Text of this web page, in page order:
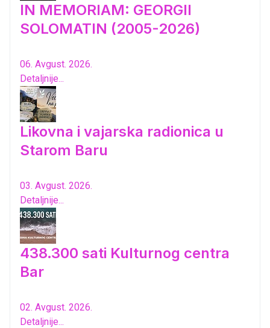
IN MEMORIAM: GEORGII
SOLOMATIN (2005-2026)
06. Avgust. 2026.
Detaljnije...
Likovna i vajarska radionica u
Starom Baru
03. Avgust. 2026.
Detaljnije...
438.300 sati Kulturnog centra
Bar
02. Avgust. 2026.
Detaljnije...